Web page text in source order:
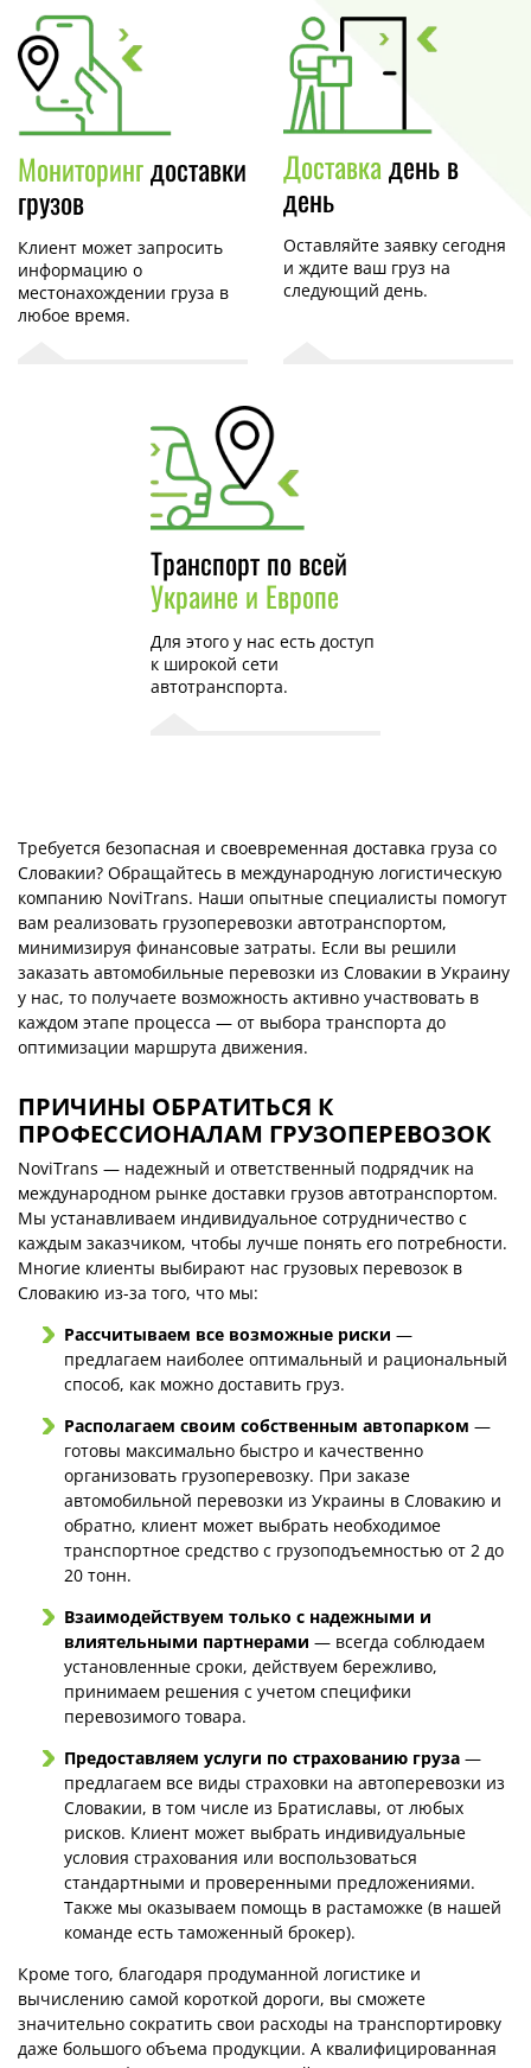
Мониторингдоставки
грузов
Клиент может запросить
информацию о
местонахождении груза в
любое время.
Доставкадень в
день
Оставляйте заявку сегодня
и ждите ваш груз на
следующий день.
Транспорт по всей
Украине и Европе
Для этого у нас есть доступ
к широкой сети
автотранспорта.
Требуется безопасная и своевременная доставка груза со
Словакии? Обращайтесь в международную логистическую
компанию NoviTrans. Наши опытные специалисты помогут
вам реализовать грузоперевозки автотранспортом,
минимизируя финансовые затраты. Если вы решили
заказать автомобильные перевозки из Словакии в Украину
у нас, то получаете возможность активно участвовать в
каждом этапе процесса — от выбора транспорта до
оптимизации маршрута движения.
ПРИЧИНЫ ОБРАТИТЬСЯ К
ПРОФЕССИОНАЛАМ ГРУЗОПЕРЕВОЗОК
NoviTrans — надежный и ответственный подрядчик на
международном рынке доставки грузов автотранспортом.
Мы устанавливаем индивидуальное сотрудничество с
каждым заказчиком, чтобы лучше понять его потребности.
Многие клиенты выбирают нас грузовых перевозок в
Словакию из-за того, что мы:
Рассчитываем все возможные риски —
предлагаем наиболее оптимальный и рациональный
способ, как можно доставить груз.
Располагаем своим собственным автопарком —
готовы максимально быстро и качественно
организовать грузоперевозку. При заказе
автомобильной перевозки из Украины в Словакию и
обратно, клиент может выбрать необходимое
транспортное средство с грузоподъемностью от 2 до
20 тонн.
Взаимодействуем только с надежными и
влиятельными партнерами — всегда соблюдаем
установленные сроки, действуем бережливо,
принимаем решения с учетом специфики
перевозимого товара.
Предоставляем услуги по страхованию груза—
предлагаем все виды страховки на автоперевозки из
Словакии, в том числе из Братиславы, от любых
рисков. Клиент может выбрать индивидуальные
условия страхования или воспользоваться
стандартными и проверенными предложениями.
Также мы оказываем помощь в растаможке (в нашей
команде есть таможенный брокер).
Кроме того, благодаря продуманной логистике и
вычислению самой короткой дороги, вы сможете
значительно сократить свои расходы на транспортировку
даже большого объема продукции. А квалифицированная